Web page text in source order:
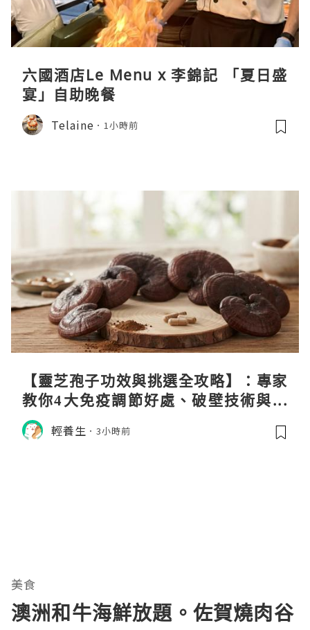
六國酒店Le Menu x 李錦記 「夏日盛
宴」自助晚餐
Telaine 1小時前
【靈芝孢子功效與挑選全攻略】：專家
教你4大免疫調節好處、破壁技術與挑
選秘訣
輕養生 3小時前
美食
澳洲和牛海鮮放題。佐賀燒肉谷